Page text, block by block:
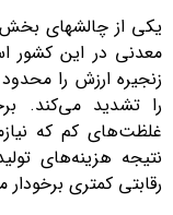
یکی از چالشهای بخش
معدنی در این کشور
زنجیره ارزش را
را تشدید می‌کند.
غلظت‌های کم که
نتیجه هزینه‌های
رقابتی کمتری برخودار